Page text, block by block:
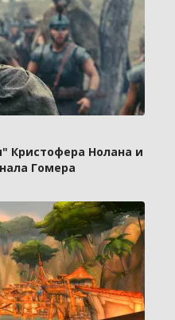
Кристофера Нолана и
Гомера